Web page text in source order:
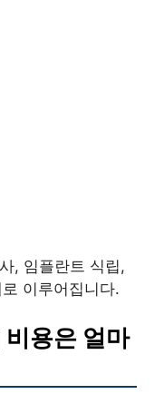
, 임플란트 식립,
이루어집니다.
용은 얼마